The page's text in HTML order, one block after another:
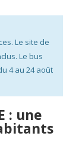
Le site de
Le bus
4 au 24 août
: une